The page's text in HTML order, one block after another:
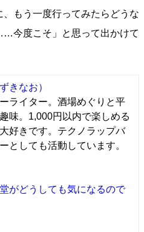
もう一度行ってみたらどうな
今度こそ」と思って出かけて
きなお）
ライター。酒場めぐりと平
味。1,000円以内で楽しめる
好きです。テクノラップバ
としても活動しています。
がどうしても気になるので